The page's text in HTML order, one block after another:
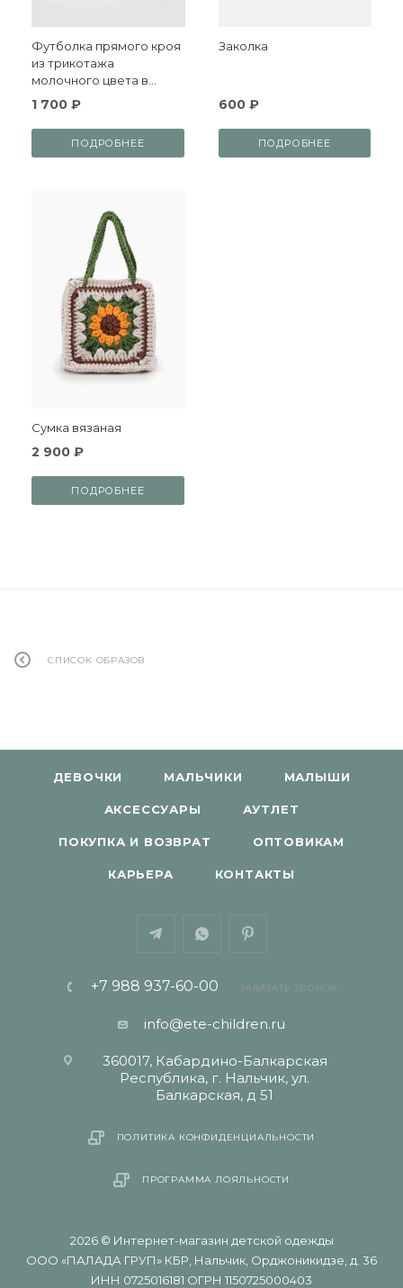
Футболка прямого кроя
из трикотажа
молочного цвета в
принтом цветы
1 700 ₽
ПОДРОБНЕЕ
Заколка
600 ₽
ПОДРОБНЕЕ
Сумка вязаная
2 900 ₽
ПОДРОБНЕЕ
СПИСОК ОБРАЗОВ
ДЕВОЧКИ МАЛЬЧИКИ МАЛЫШИ
АКСЕССУАРЫ АУТЛЕТ
ПОКУПКА И ВОЗВРАТ ОПТОВИКАМ
КАРЬЕРА КОНТАКТЫ
+7 988 937-60-00 ЗАКАЗАТЬ ЗВОНОК
info@ete-children.ru
360017, Кабардино-Балкарская
Республика, г. Нальчик, ул.
Балкарская, д 51
ПОЛИТИКА КОНФИДЕНЦИАЛЬНОСТИ
ПРОГРАММА ЛОЯЛЬНОСТИ
2026 © Интернет-магазин детской одежды
ООО «ПАЛАДА ГРУП» КБР, Нальчик, Орджоникидзе, д. 36
ИНН 0725016181 ОГРН 1150725000403